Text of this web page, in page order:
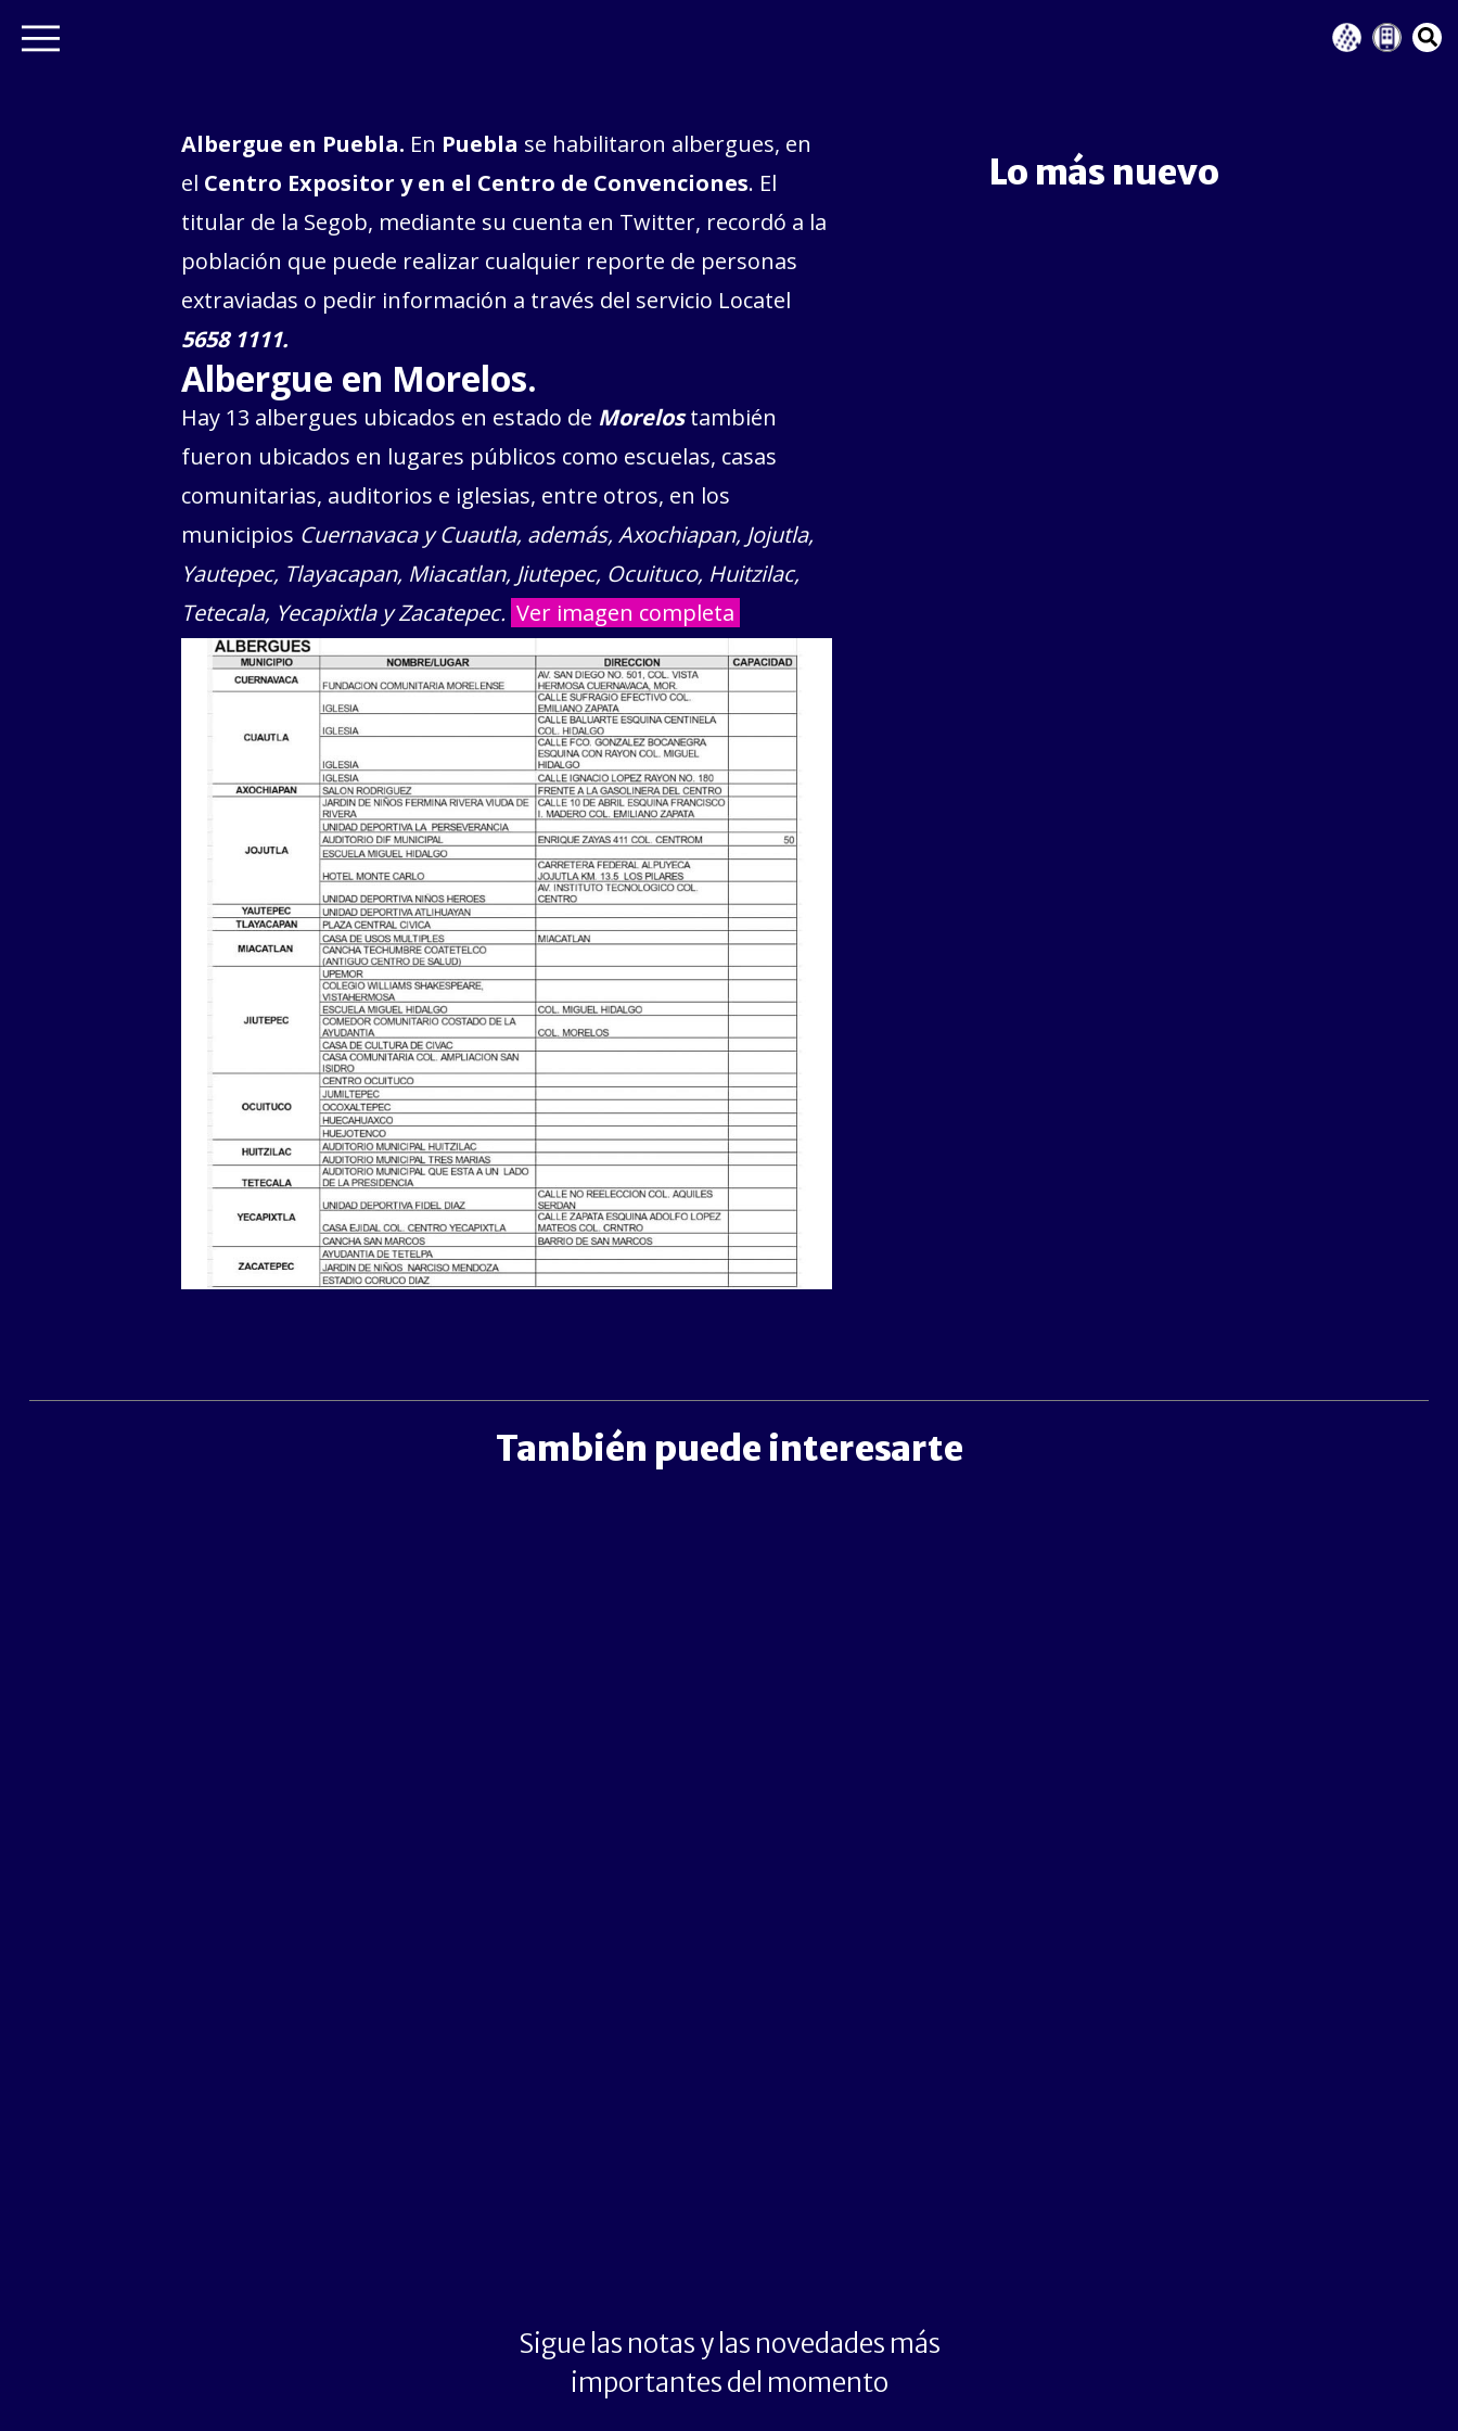
Albergue en Puebla. En Puebla se habilitaron albergues, en
el Centro Expositor y en el Centro de Convenciones. El
titular de la Segob, mediante su cuenta en Twitter, recordó a la
población que puede realizar cualquier reporte de personas
extraviadas o pedir información a través del servicio Locatel
5658 1111.
Albergue en Morelos.
Hay 13 albergues ubicados en estado de Morelostambién
fueron ubicados en lugares públicos como escuelas, casas
comunitarias, auditorios e iglesias, entre otros, en los
municipios Cuernavaca y Cuautla, además, Axochiapan, Jojutla,
Yautepec, Tlayacapan, Miacatlan, Jiutepec, Ocuituco, Huitzilac,
Tetecala, Yecapixtla y Zacatepec. Ver imagen completa
Lo más nuevo
También puede interesarte
Sigue las notas y las novedades más
importantes del momento